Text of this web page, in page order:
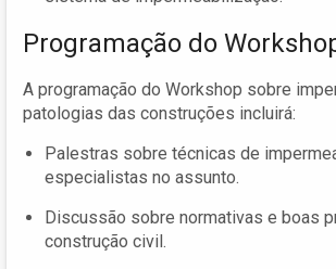
Programação do
A programação do Workshop sobre
patologias das construções incluirá:
Palestras sobre técnicas de
especialistas no assunto.
Discussão sobre normativas e boas
construção civil.